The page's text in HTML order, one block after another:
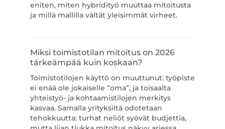
eniten, miten hybridityö muuttaa mitoitusta
ja millä mallilla vältät yleisimmät virheet.
Miksi toimistotilan mitoitus on 2026
tärkeämpää kuin koskaan?
Toimistotilojen käyttö on muuttunut: työpiste
ei enää ole jokaiselle “oma”, ja toisaalta
yhteistyö- ja kohtaamistilojen merkitys
kasvaa. Samalla yrityksiltä odotetaan
tehokkuutta: turhat neliöt syövät budjettia,